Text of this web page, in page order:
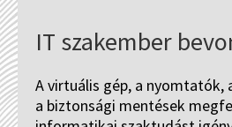
IT szakember
A virtuális gép, a nyomtatók,
a biztonsági mentések